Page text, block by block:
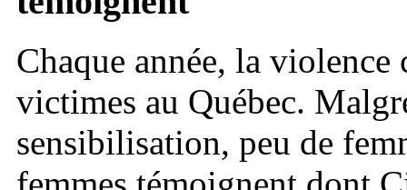
Chaque année, la
victimes au Québec.
sensibilisation, peu de